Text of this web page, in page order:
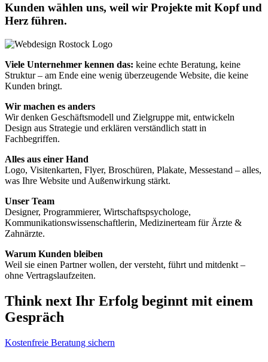
Kunden wählen uns, weil wir Projekte mit Kopf und
Herz führen.
Viele Unternehmer kennen das: keine echte Beratung, keine
Struktur – am Ende eine wenig überzeugende Website, die keine
Kunden bringt.
Wir machen es anders
Wir denken Geschäftsmodell und Zielgruppe mit, entwickeln
Design aus Strategie und erklären verständlich statt in
Fachbegriffen.
Alles aus einer Hand
Logo, Visitenkarten, Flyer, Broschüren, Plakate, Messestand – alles,
was Ihre Website und Außenwirkung stärkt.
Unser Team
Designer, Programmierer, Wirtschaftspsychologe,
Kommunikationswissenschaftlerin, Medizinerteam für Ärzte &
Zahnärzte.
Warum Kunden bleiben
Weil sie einen Partner wollen, der versteht, führt und mitdenkt –
ohne Vertragslaufzeiten.
Think next Ihr Erfolg beginnt mit einem
Gespräch
Kostenfreie Beratung sichern